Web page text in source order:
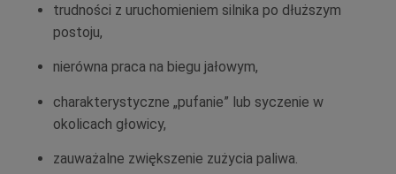
trudności z uruchomieniem silnika po dłuższym
postoju,
nierówna praca na biegu jałowym,
charakterystyczne „pufanie” lub syczenie w
okolicach głowicy,
zauważalne zwiększenie zużycia paliwa.